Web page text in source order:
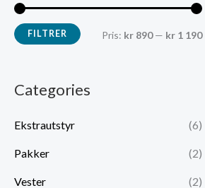
MM
FILTRER Pris: kr 890— kr 1 190
Categories
Ekstra­utstyr (6)
Pakker (2)
Vester (2)